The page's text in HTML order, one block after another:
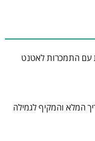
עם התמכרות לאטנט
המלא והמקיף לגמילה